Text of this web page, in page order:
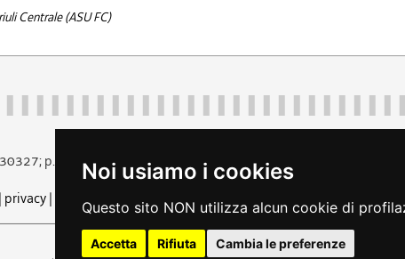
Noi usiamo i cookies
Questo sito NON utilizza alcun cookie di
Accetta Rifiuta Cambia le preferenze
Centrale (ASU FC)
p.iva 00526040324
piazza Unità d'Italia 1 Trieste
| privacy| cookie note legali | accessibilità rss dichiarazione di